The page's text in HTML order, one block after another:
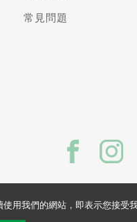
常見問題
用我們的網站，即表示您接受